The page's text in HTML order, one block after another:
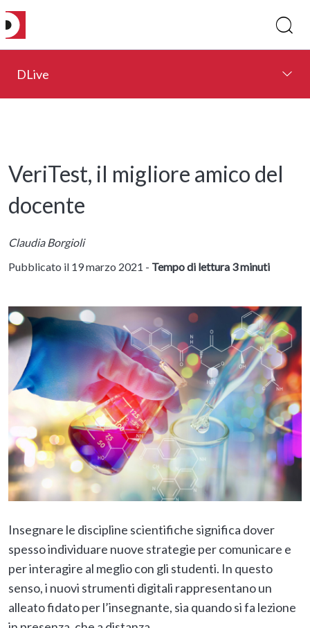
DLive
VeriTest, il migliore amico del
docente
Claudia Borgioli
Pubblicato il 19 marzo 2021 - Tempo di lettura 3 minuti
Insegnare le discipline scientifiche significa dover
spesso individuare nuove strategie per comunicare e
per interagire al meglio con gli studenti. In questo
senso, i nuovi strumenti digitali rappresentano un
alleato fidato per l’insegnante, sia quando si fa lezione